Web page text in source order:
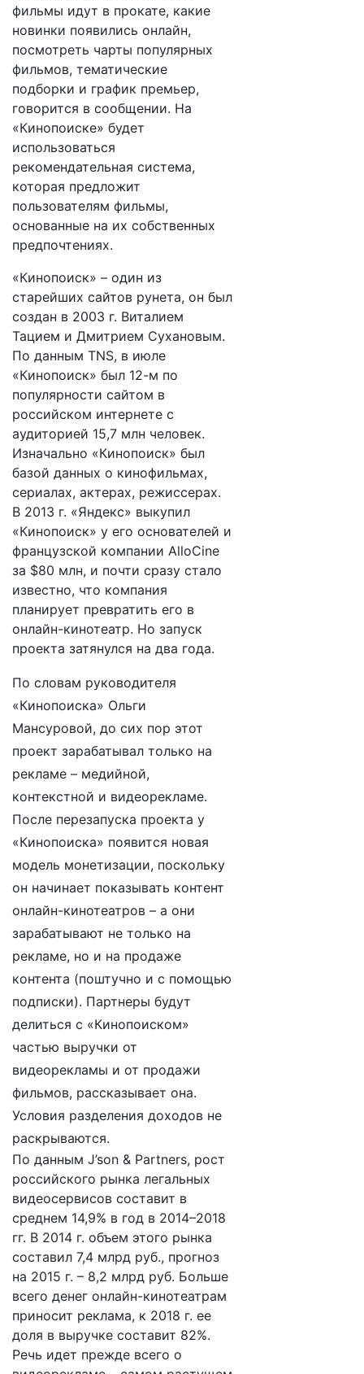
фильмы идут в прокате, какие
новинки появились онлайн,
посмотреть чарты популярных
фильмов, тематические
подборки и график премьер,
говорится в сообщении. На
«Кинопоиске» будет
использоваться
рекомендательная система,
которая предложит
пользователям фильмы,
основанные на их собственных
предпочтениях.
«Кинопоиск» – один из
старейших сайтов рунета, он был
создан в 2003 г. Виталием
Тацием и Дмитрием Сухановым.
По данным TNS, в июле
«Кинопоиск» был 12-м по
популярности сайтом в
российском интернете с
аудиторией 15,7 млн человек.
Изначально «Кинопоиск» был
базой данных о кинофильмах,
сериалах, актерах, режиссерах.
В 2013 г. «Яндекс» выкупил
«Кинопоиск» у его основателей и
французской компании AlloCine
за $80 млн, и почти сразу стало
известно, что компания
планирует превратить его в
онлайн-кинотеатр. Но запуск
проекта затянулся на два года.
По словам руководителя
«Кинопоиска» Ольги
Мансуровой, до сих пор этот
проект зарабатывал только на
рекламе – медийной,
контекстной и видеорекламе.
После перезапуска проекта у
«Кинопоиска» появится новая
модель монетизации, поскольку
он начинает показывать контент
онлайн-кинотеатров – а они
зарабатывают не только на
рекламе, но и на продаже
контента (поштучно и с помощью
подписки). Партнеры будут
делиться с «Кинопоиском»
частью выручки от
видеорекламы и от продажи
фильмов, рассказывает она.
Условия разделения доходов не
раскрываются.
По данным J’son & Partners, рост
российского рынка легальных
видеосервисов составит в
среднем 14,9% в год в 2014–2018
гг. В 2014 г. объем этого рынка
составил 7,4 млрд руб., прогноз
на 2015 г. – 8,2 млрд руб. Больше
всего денег онлайн-кинотеатрам
приносит реклама, к 2018 г. ее
доля в выручке составит 82%.
Речь идет прежде всего о